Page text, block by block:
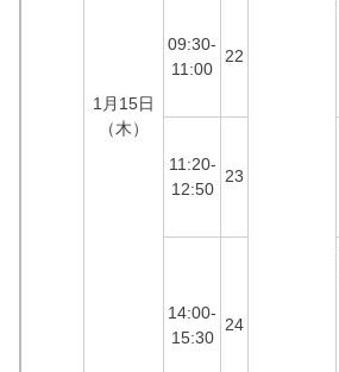
1月15日
（木）
09:30-
11:00
22
11:20-
12:50
23
14:00-
15:30
24